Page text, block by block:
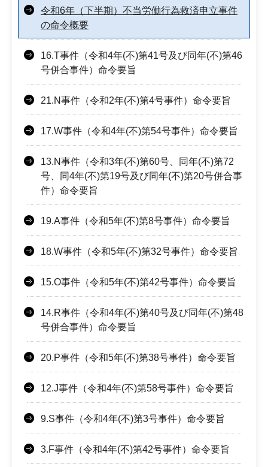
令和6年（下半期）不当労働行為救済申立事件
の命令概要
16.T事件（令和4年(不)第41号及び同年(不)第46
号併合事件）命令要旨
21.N事件（令和2年(不)第4号事件）命令要旨
17.W事件（令和4年(不)第54号事件）命令要旨
13.N事件（令和3年(不)第60号、同年(不)第72
号、同4年(不)第19号及び同年(不)第20号併合事
件）命令要旨
19.A事件（令和5年(不)第8号事件）命令要旨
18.W事件（令和5年(不)第32号事件）命令要旨
15.O事件（令和5年(不)第42号事件）命令要旨
14.R事件（令和4年(不)第40号及び同年(不)第48
号併合事件）命令要旨
20.P事件（令和5年(不)第38号事件）命令要旨
12.J事件（令和4年(不)第58号事件）命令要旨
9.S事件（令和4年(不)第3号事件）命令要旨
3.F事件（令和4年(不)第42号事件）命令要旨